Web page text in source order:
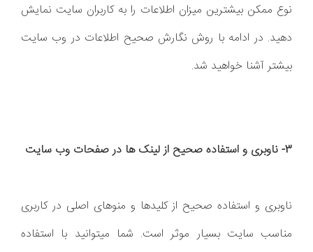
نوع ممکن بیشترین میزان اطلاعات را به کاربران سایت نمایش
دهید. در ادامه با روش نگارش صحیح اطلاعات در وب سایت
بیشتر آشنا خواهید شد.
3- ناوبری و استفاده صحیح از لینک ها در صفحات وب سایت
ناوبری و استفاده صحیح از کلیدها و منوهای اصلی در کاربری
مناسب سایت بسیار موثر است. شما میتوانید با استفاده